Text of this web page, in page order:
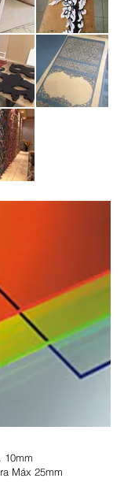
10mm
Máx 25mm